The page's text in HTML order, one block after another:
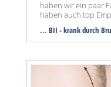
haben wir ein paar
haben auch top
... BII - krank durch